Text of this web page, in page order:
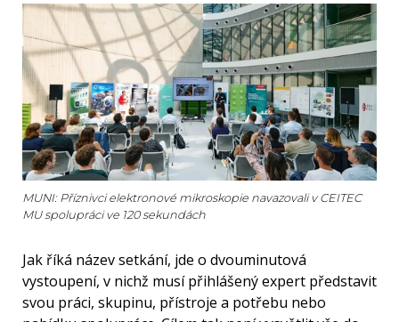
MUNI: Příznivci elektronové mikroskopie navazovali v CEITEC
MU spolupráci ve 120 sekundách
Jak říká název setkání, jde o dvouminutová
vystoupení, v nichž musí přihlášený expert představit
svou práci, skupinu, přístroje a potřebu nebo